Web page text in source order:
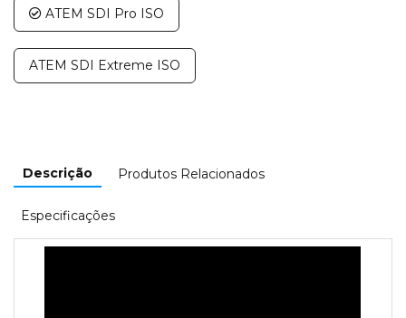
ATEM SDI Pro ISO
ATEM SDI Extreme ISO
Descrição Produtos Relacionados
Especificações